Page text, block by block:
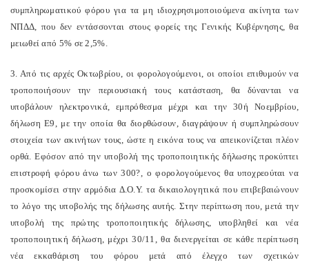
συμπληρωματικού φόρου για τα μη ιδιοχρησιμοποιούμενα ακίνητα των
ΝΠΔΔ, που δεν εντάσσονται στους φορείς της Γενικής Κυβέρνησης, θα
μειωθεί από 5% σε 2,5%.
3. Από τις αρχές Οκτωβρίου, οι φορολογούμενοι, οι οποίοι επιθυμούν να
τροποποιήσουν την περιουσιακή τους κατάσταση, θα δύνανται να
υποβάλουν ηλεκτρονικά, εμπρόθεσμα μέχρι και την 30ή Νοεμβρίου,
δήλωση Ε9, με την οποία θα διορθώσουν, διαγράψουν ή συμπληρώσουν
στοιχεία των ακινήτων τους, ώστε η εικόνα τους να απεικονίζεται πλέον
ορθά. Εφόσον από την υποβολή της τροποποιητικής δήλωσης προκύπτει
επιστροφή φόρου άνω των 300?, ο φορολογούμενος θα υποχρεούται να
προσκομίσει στην αρμόδια Δ.Ο.Υ. τα δικαιολογητικά που επιβεβαιώνουν
το λόγο της υποβολής της δήλωσης αυτής. Στην περίπτωση που, μετά την
υποβολή της πρώτης τροποποιητικής δήλωσης, υποβληθεί και νέα
τροποποιητική δήλωση, μέχρι 30/11, θα διενεργείται σε κάθε περίπτωση
νέα εκκαθάριση του φόρου μετά από έλεγχο των σχετικών